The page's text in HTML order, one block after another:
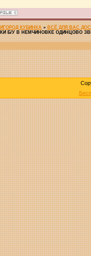
КУБИНКА » ВСЁ ДЛЯ ВАС
Б/У В НЕМЧИНОВКЕ ОДИНЦОВО